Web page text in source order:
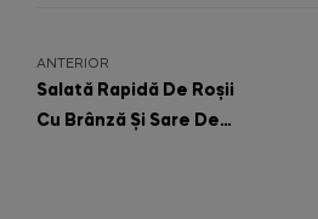
ANTERIOR
Salată Rapidă De Roșii
Cu Brânză Și Sare De